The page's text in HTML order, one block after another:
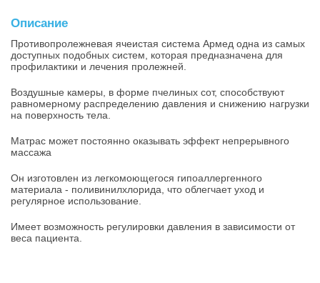
Описание
Противопролежневая ячеистая система Армед одна из самых
доступных подобных систем, которая предназначена для
профилактики и лечения пролежней.
Воздушные камеры, в форме пчелиных сот, способствуют
равномерному распределению давления и снижению нагрузки
на поверхность тела.
Матрас может постоянно оказывать эффект непрерывного
массажа
Он изготовлен из легкомоющегося гипоаллергенного
материала - поливинилхлорида, что облегчает уход и
регулярное использование.
Имеет возможность регулировки давления в зависимости от
веса пациента.